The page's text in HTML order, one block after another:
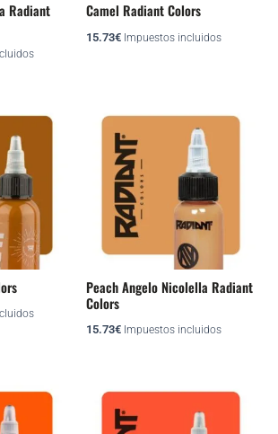
Radiant
Camel Radiant Colors
15.73€ Impuestos incluidos
Peach Angelo Nicolella Radiant
Colors
15.73€ Impuestos incluidos